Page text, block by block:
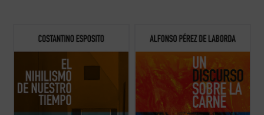
El nihilismo se ha convertido en nuestro
tiempo en una cuestión abierta. ¿De qué
abocaba a una pérdida de valores e ideales,
plantea en estos momentos cuestiones ...
(ver ficha)
Punto omega: punto atractivo de
enamoramiento. Suave suasión carnal de
Punto de encarnación. La realidad se nos
vínculo substancial
expresa como realidad. Nuestras líneas de
(ver ficha)